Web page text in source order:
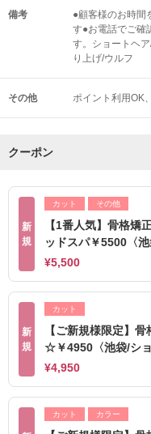
備考
●顧客様のお時間
す●お電話でご確
す。ショートヘ
り上げ/ウルフ
その他 ポイント利用OK
クーポン
新
規
カット その他
【1番人気】骨格矯
ッドスパ￥5500〈池
¥5,500
新
規
カット
【ご新規様限定】
☆￥4950〈池袋/ショ
¥4,950
カット カラー